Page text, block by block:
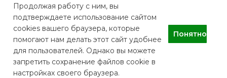
ГБУЗ Республиканский центр по профилактике и борьбе со
СПИДом и инфекционными заболеваниями
Продолжая работу с ним, вы
подтверждаете использование сайтом
cookies вашего браузера, которые
помогают нам делать этот сайт удобнее
для пользователей. Однако вы можете
запретить сохранение файлов cookie в
настройках своего браузера.
Понятно